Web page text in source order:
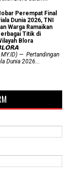
Perempat Final
Dunia 2026, TNI
Warga Ramaikan
Titik di
Blora
— Pertandingan
Dunia 2026...